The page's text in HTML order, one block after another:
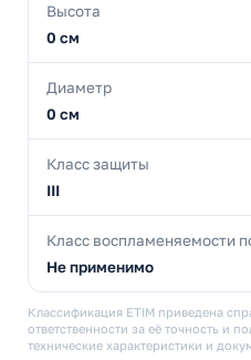
Высота
0 см
Диаметр
0 см
Класс защиты
III
Класс воспламеняемости
Не применимо
Классификация ETIM приведена
ответственности за её точность и
технические характеристики и